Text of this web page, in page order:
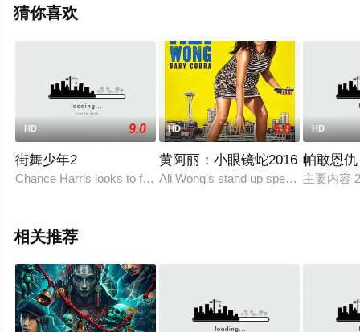
步至豆瓣电影、电视猫或剧情网等平台了解。
猜你喜欢
HD 9.0
街舞少年2
Chance Harris looks to find a balance between
HD 5.0
黄阿丽：小眼镜蛇2016
Ali Wong's stand up special delves
HD
帕敢恩仇
主要内容
相关推荐